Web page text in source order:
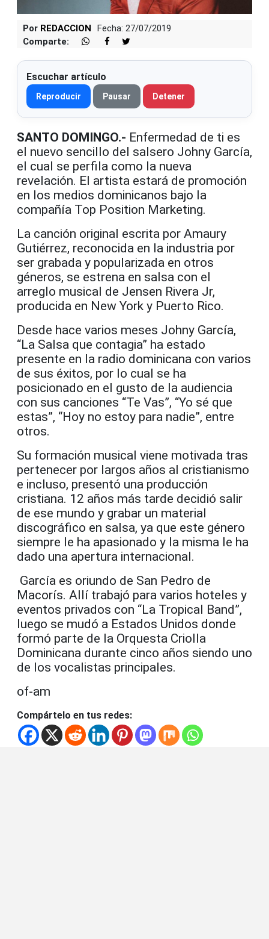
Por REDACCION
Fecha: 27/07/2019
Comparte:
Escuchar artículo
Reproducir Pausar Detener
SANTO DOMINGO.- Enfermedad de ti es
el nuevo sencillo del salsero Johny García,
el cual se perfila como la nueva
revelación. El artista estará de promoción
en los medios dominicanos bajo la
compañía Top Position Marketing.
La canción original escrita por Amaury
Gutiérrez, reconocida en la industria por
ser grabada y popularizada en otros
géneros, se estrena en salsa con el
arreglo musical de Jensen Rivera Jr,
producida en New York y Puerto Rico.
Desde hace varios meses Johny García,
“La Salsa que contagia” ha estado
presente en la radio dominicana con varios
de sus éxitos, por lo cual se ha
posicionado en el gusto de la audiencia
con sus canciones “Te Vas”, “Yo sé que
estas”, “Hoy no estoy para nadie”, entre
otros.
Su formación musical viene motivada tras
pertenecer por largos años al cristianismo
e incluso, presentó una producción
cristiana. 12 años más tarde decidió salir
de ese mundo y grabar un material
discográfico en salsa, ya que este género
siempre le ha apasionado y la misma le ha
dado una apertura internacional.
García es oriundo de San Pedro de
Macorís. Allí trabajó para varios hoteles y
eventos privados con “La Tropical Band”,
luego se mudó a Estados Unidos donde
formó parte de la Orquesta Criolla
Dominicana durante cinco años siendo uno
de los vocalistas principales.
of-am
Compártelo en tus redes: